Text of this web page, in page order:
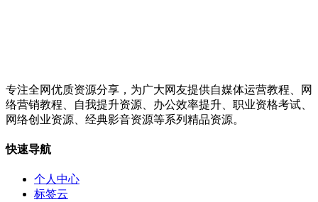
专注全网优质资源分享，为广大网友提供自媒体运营教程、网
络营销教程、自我提升资源、办公效率提升、职业资格考试、
网络创业资源、经典影音资源等系列精品资源。
快速导航
个人中心
标签云